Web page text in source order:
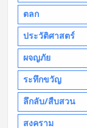
ตลก
ประวัติศาสตร์
ผจญภัย
ระทึกขวัญ
ลึกลับ/สืบสวน
สงคราม